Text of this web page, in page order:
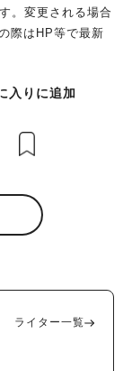
。変更される場合
際はHP等で最新
入りに追加
ライター一覧